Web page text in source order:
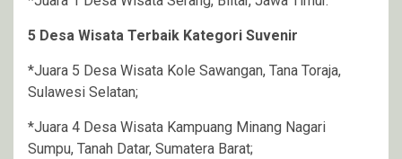
5 Desa Wisata Terbaik Kategori Suvenir
*Juara 5 Desa Wisata Kole Sawangan, Tana Toraja,
Sulawesi Selatan;
*Juara 4 Desa Wisata Kampuang Minang Nagari
Sumpu, Tanah Datar, Sumatera Barat;